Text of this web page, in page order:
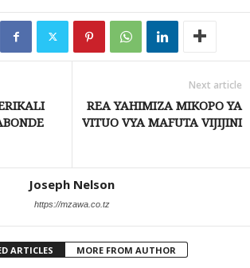
Next article
REA YAHIMIZA MIKOPO YA
VITUO VYA MAFUTA VIJIJINI
Joseph Nelson
https://mzawa.co.tz
ARTICLES MORE FROM AUTHOR